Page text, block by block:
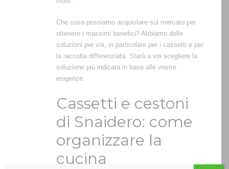
Che cosa possiamo acquistare sul mercato per
ottenere i massimi benefici? Abbiamo delle
soluzioni per voi, in particolare per i cassetti e per
la raccolta differenziata. Starà a voi scegliere la
soluzione più indicata in base alle vostre
esigenze.
Cassetti e cestoni
di Snaidero: come
organizzare la
cucina